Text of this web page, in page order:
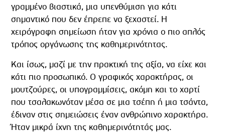
γραμμένο βιαστικά, μια υπενθύμιση για κάτι
σημαντικό που δεν έπρεπε να ξεχαστεί. Η
χειρόγραφη σημείωση ήταν για χρόνια ο πιο απλός
τρόπος οργάνωσης της καθημερινότητας.
Και ίσως, μαζί με την πρακτική της αξία, να είχε και
κάτι πιο προσωπικό. Ο γραφικός χαρακτήρας, οι
μουτζούρες, οι υπογραμμίσεις, ακόμη και το χαρτί
που τσαλακωνόταν μέσα σε μια τσέπη ή μια τσάντα,
έδιναν στις σημειώσεις έναν ανθρώπινο χαρακτήρα.
Ήταν μικρά ίχνη της καθημερινότητάς μας.